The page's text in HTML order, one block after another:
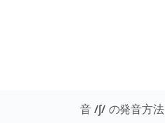
音 /ʃ/ の発音方法